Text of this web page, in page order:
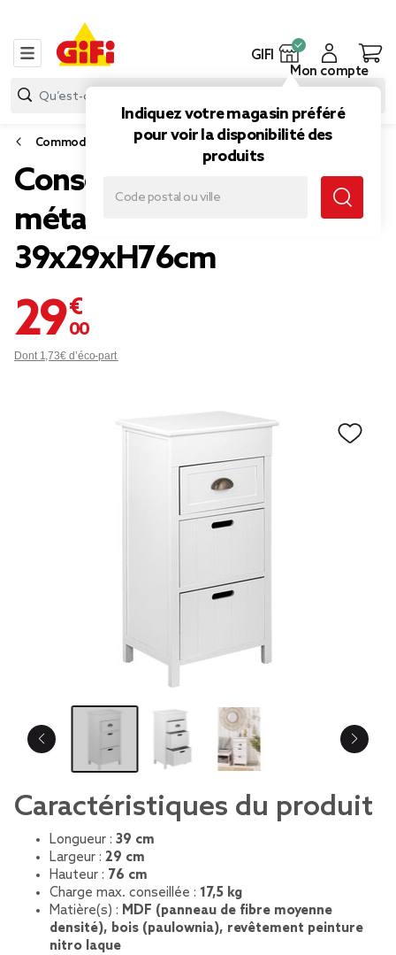
GIFI
Indiquez votre magasin préféré
pour voir la disponibilité des
produits
Mon compte
Commode, dressing et penderie
Console 3 tiroirs 1 poignée
métal structure bois blanc
39x29xH76cm
29,00 €
Dont 1,73€ d’éco-part
Caractéristiques du produit
Longueur : 39 cm
Largeur : 29 cm
Hauteur : 76 cm
Charge max. conseillée : 17,5 kg
Matière(s) : MDF (panneau de fibre moyenne
densité), bois (paulownia), revêtement peinture
nitro laque